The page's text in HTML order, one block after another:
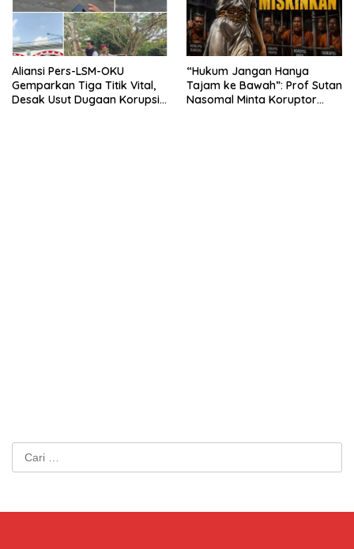
Aliansi Pers-LSM-OKU
Gemparkan Tiga Titik Vital,
Desak Usut Dugaan Korupsi
“Hukum Jangan Hanya
Tajam ke Bawah”: Prof Sutan
Nasomal Minta Koruptor